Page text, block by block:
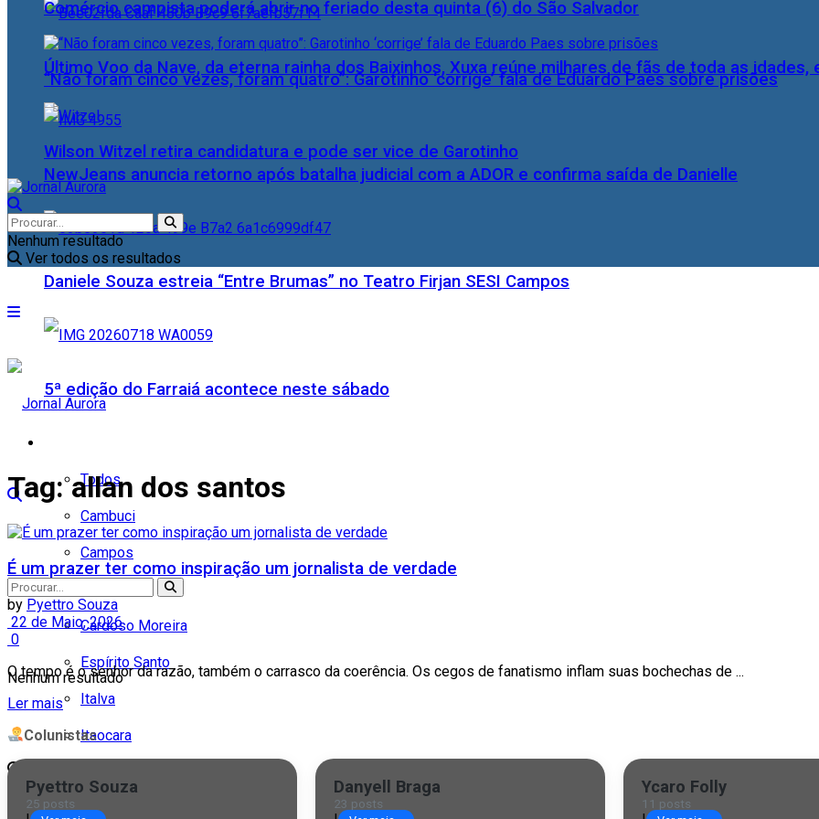
Último Voo da Nave, da eterna rainha dos Baixinhos, Xuxa reúne milhares de fãs de toda as idades,
NewJeans anuncia retorno após batalha judicial com a ADOR e confirma saída de Danielle
Daniele Souza estreia “Entre Brumas” no Teatro Firjan SESI Campos
5ª edição do Farraiá acontece neste sábado
Todos
Cambuci
Campos
Cardoso Moreira
Espírito Santo
Italva
Itaocara
Macaé
Comércio campista poderá abrir no feriado desta quinta (6) do São Salvador
“Não foram cinco vezes, foram quatro”: Garotinho ‘corrige’ fala de Eduardo Paes sobre prisões
Wilson Witzel retira candidatura e pode ser vice de Garotinho
Nenhum resultado
Ver todos os resultados
Nenhum resultado
Tag:allan dos santos
É um prazer ter como inspiração um jornalista de verdade
by Pyettro Souza
22 de Maio, 2026
0
O tempo é o senhor da razão, também o carrasco da coerência. Os cegos de fanatismo inflam suas bochechas de ...
Ler mais
Colunistas
Pyettro Souza
25 posts
Danyell Braga
23 posts
Ycaro Folly
11 posts